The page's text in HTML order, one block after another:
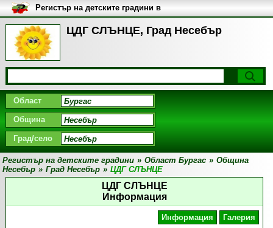
ЦДГ СЛЪНЦЕ, Град Несебър
Регистър на детските градини в
България
Област
Община
Град/село
Регистър на детските градини » Област Бургас » Община
Несебър » Град Несебър » ЦДГ СЛЪНЦЕ
ЦДГ СЛЪНЦЕ
Информация
Информация Галерия